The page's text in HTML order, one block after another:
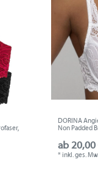
DORINA
Non Padded
ab 20,00
*inkl. ges.